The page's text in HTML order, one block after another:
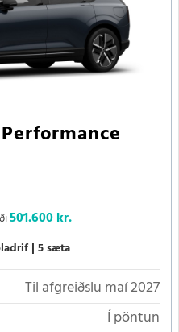
501.600 kr.
5 sæta
Til afgreiðslu maí 2027
Í pöntun